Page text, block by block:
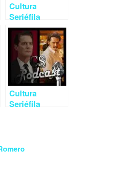
Cultura
Seriéfila
Podcast 3×01:
‘Creedme’,
‘Undone’,
‘Malaka’ y
otros estrenos
del verano
Cultura
Seriéfila
septiembre y